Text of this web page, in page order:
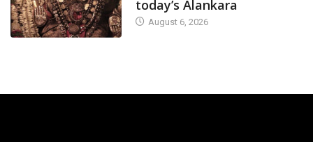
today’s Alankara
August 6, 2026